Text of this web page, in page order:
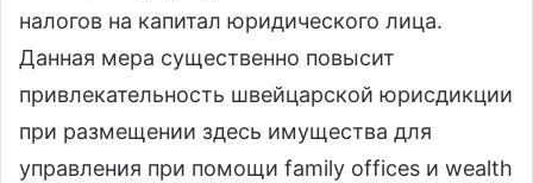
налогов на капитал юридического лица.
Данная мера существенно повысит
привлекательность швейцарской юрисдикции
при размещении здесь имущества для
управления при помощи family offices и wealth